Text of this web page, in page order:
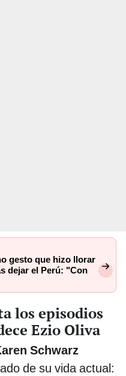
gesto que hizo llorar
dejar el Perú: "Con
los episodios
Ezio Oliva
Schwarz
de su vida actual: